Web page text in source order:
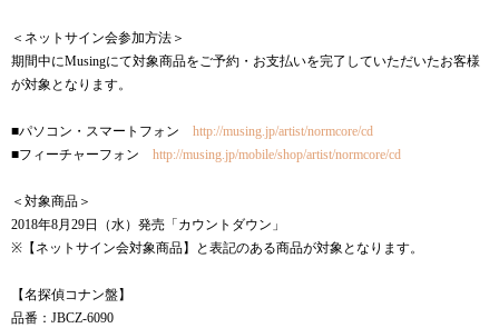
＜ネットサイン会参加方法＞
期間中にMusingにて対象商品をご予約・お支払いを完了していただいたお客様
が対象となります。
■パソコン・スマートフォン http://musing.jp/artist/normcore/cd
■フィーチャーフォン http://musing.jp/mobile/shop/artist/normcore/cd
＜対象商品＞
2018年8月29日（水）発売「カウントダウン」
※【ネットサイン会対象商品】と表記のある商品が対象となります。
【名探偵コナン盤】
品番：JBCZ-6090